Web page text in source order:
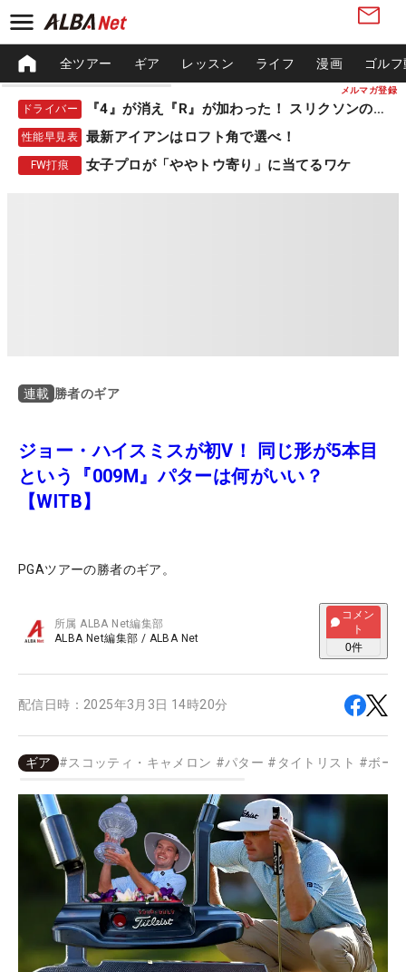
メルマガ登録
全ツアー ギア レッスン ライフ 漫画 ゴル
ドライバー 『4』が消え『R』が加わった！ スリクソンの新作
性能早見表 最新アイアンはロフト角で選べ！
FW打痕 女子プロが「ややトウ寄り」に当てるワケ
連載 勝者のギア
ジョー・ハイスミスが初V！ 同じ形が5本目
という『009M』パターは何がいい？
【WITB】
PGAツアーの勝者のギア。
所属ALBA Net編集部
ALBA Net編集部 / ALBA Net
コメン
ト
0件
配信日時： 2025年3月3日 14時20分
ギア #スコッティ・キャメロン #パター # タイトリスト #ボー